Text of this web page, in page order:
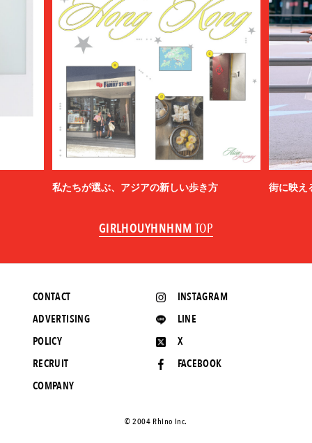
私たちが選ぶ、アジアの新しい歩き方 街に映え
GIRLHOUYHNHNM TOP
INSTAGRAM
LINE
X
FACEBOOK
CONTACT
ADVERTISING
POLICY
RECRUIT
COMPANY
©️ 2004 Rhino Inc.